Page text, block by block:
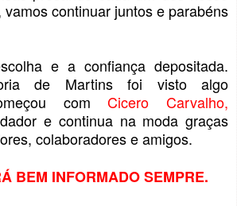
continuar juntos e parabéns
e a confiança depositada.
de Martins foi visto algo
comCicero Carvalho,
e continua na moda graças
colaboradores e amigos.
BEM INFORMADO SEMPRE.